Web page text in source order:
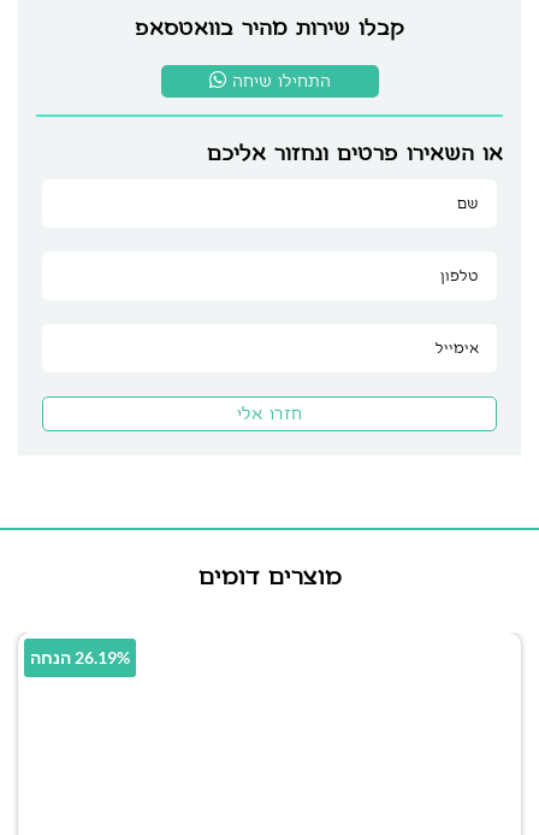
קבלו שירות מהיר בוואטסאפ
התחילו שיחה
או השאירו פרטים ונחזור אליכם
מוצרים דומים
26.19% הנחה